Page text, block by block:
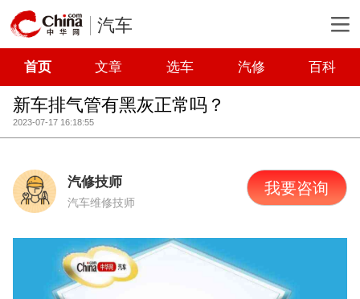
汽车
首页 文章 选车 汽修 百科
新车排气管有黑灰正常吗？
2023-07-17 16:18:55
汽修技师
汽车维修技师
我要咨询